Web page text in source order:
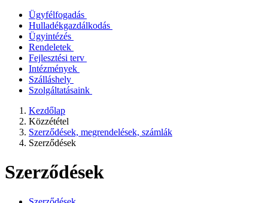
Ügyfélfogadás
Hulladékgazdálkodás
Ügyintézés
Rendeletek
Fejlesztési terv
Intézmények
Szálláshely
Szolgáltatásaink
Kezdőlap
Közzététel
Szerződések, megrendelések, számlák
Szerződések
Szerződések